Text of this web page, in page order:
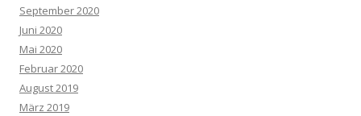
September 2020
Juni 2020
Mai 2020
Februar 2020
August 2019
März 2019